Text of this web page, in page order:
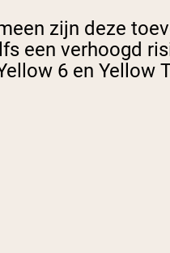
zijn deze
een verhoogd
6 en Yellow